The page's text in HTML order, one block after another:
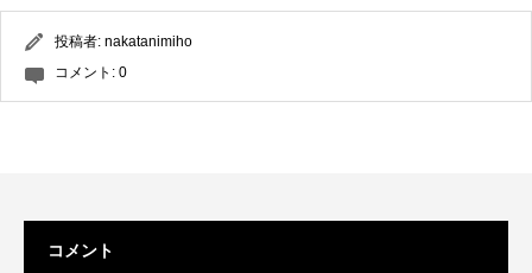
投稿者: nakatanimiho
コメント: 0
コメント